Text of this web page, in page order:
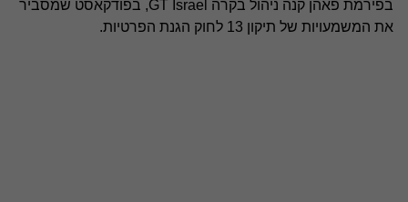
בפירמת פאהן קנה ניהול בקרה GT Israel, בפודקאסט שמסביר
את המשמעויות של תיקון 13 לחוק הגנת הפרטיות.